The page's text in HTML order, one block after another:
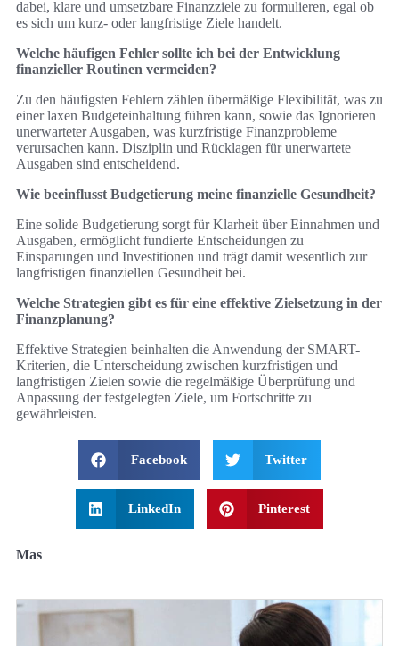
dabei, klare und umsetzbare Finanzziele zu formulieren, egal ob
es sich um kurz- oder langfristige Ziele handelt.
Welche häufigen Fehler sollte ich bei der Entwicklung
finanzieller Routinen vermeiden?
Zu den häufigsten Fehlern zählen übermäßige Flexibilität, was zu
einer laxen Budgeteinhaltung führen kann, sowie das Ignorieren
unerwarteter Ausgaben, was kurzfristige Finanzprobleme
verursachen kann. Disziplin und Rücklagen für unerwartete
Ausgaben sind entscheidend.
Wie beeinflusst Budgetierung meine finanzielle Gesundheit?
Eine solide Budgetierung sorgt für Klarheit über Einnahmen und
Ausgaben, ermöglicht fundierte Entscheidungen zu
Einsparungen und Investitionen und trägt damit wesentlich zur
langfristigen finanziellen Gesundheit bei.
Welche Strategien gibt es für eine effektive Zielsetzung in der
Finanzplanung?
Effektive Strategien beinhalten die Anwendung der SMART-
Kriterien, die Unterscheidung zwischen kurzfristigen und
langfristigen Zielen sowie die regelmäßige Überprüfung und
Anpassung der festgelegten Ziele, um Fortschritte zu
gewährleisten.
Facebook Twitter
LinkedIn Pinterest
Mas